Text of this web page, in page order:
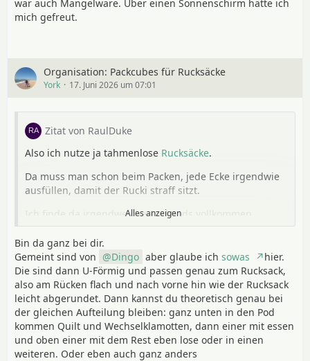
war auch Mangelware. Über einen Sonnenschirm hätte ich
mich gefreut.
Organisation: Packcubes für Rucksäcke
York 17. Juni 2026 um 07:01
Zitat von RaulDuke
Also ich nutze ja tahmenlose Rucksäcke.
Da muss man schon beim Packen, jede Ecke irgendwie
ausfüllen, damit der Rucki straff sitzt.
Ich finde da irgendwelche Packpods vollkommen
hinderlich.
Unten in den Rucksack kommt der Quilt und eine/die
Garnitur Wechselklamotten, verpackt in den Exped
Snozzlebag.
Darauf kommen dann DieLuma, Fressbeutel, dasZelt
oderTarp(so es denn trocken ist, am Morgen), und
sonstige kleinteile… Entschuldigung, falls ich etwas
großes vergessen habe…
Alles anzeigen
Bin da ganz bei dir.
Gemeint sind von
Dingo aber glaube ich sowas
hier.
Die sind dann U-Förmig und passen genau zum Rucksack,
also am Rücken flach und nach vorne hin wie der Rucksack
leicht abgerundet. Dann kannst du theoretisch genau bei
der gleichen Aufteilung bleiben: ganz unten in den Pod
kommen Quilt und Wechselklamotten, dann einer mit essen
und oben einer mit dem Rest eben lose oder in einen
weiteren. Oder eben auch ganz anders